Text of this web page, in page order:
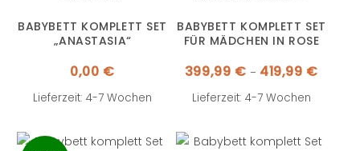
BABYBETT KOMPLETT SET
„ANASTASIA“
0,00 €
Lieferzeit: 4-7 Wochen
BABYBETT KOMPLETT SET
FÜR MÄDCHEN IN ROSE
399,99 € – 419,99 €
Lieferzeit: 4-7 Wochen